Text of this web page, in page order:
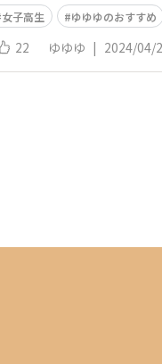
女子高生 ゆゆゆのおすすめ
22 ゆゆゆ | 2024/04/